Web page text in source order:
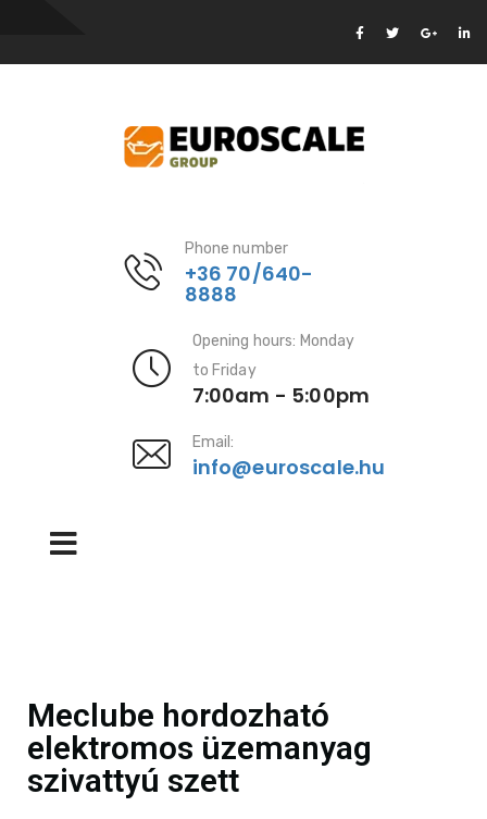
Phone number
+36 70/640-
8888
Opening hours: Monday
to Friday
7:00am - 5:00pm
Email:
info@euroscale.hu
Meclube hordozható
elektromos üzemanyag
szivattyú szett